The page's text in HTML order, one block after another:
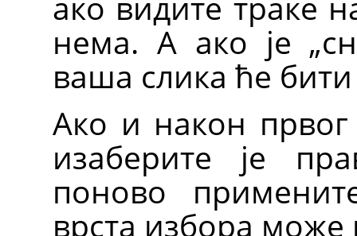
нема. А ако је „
ваша слика ће бити
Ако и након првог
изаберите је
поново
врста избора може